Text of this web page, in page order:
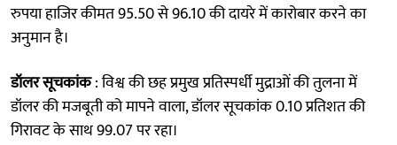
रुपया हाजिर कीमत 95.50 से 96.10 की दायरे में कारोबार करने का
अनुमान है।
डॉलर सूचकांक: विश्व की छह प्रमुख प्रतिस्पर्धी मुद्राओं की तुलना में
डॉलर की मजबूती को मापने वाला, डॉलर सूचकांक 0.10 प्रतिशत की
गिरावट के साथ 99.07 पर रहा।